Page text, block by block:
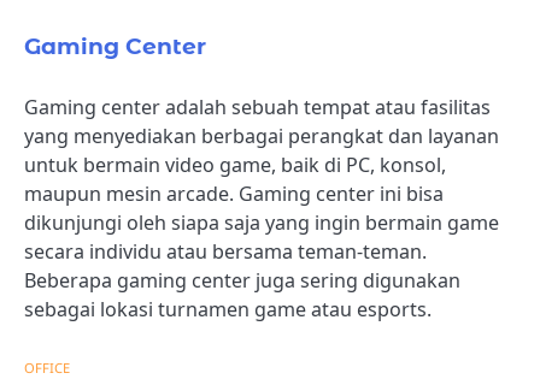
Gaming Center
Gaming center adalah sebuah tempat atau fasilitas
yang menyediakan berbagai perangkat dan layanan
untuk bermain video game, baik di PC, konsol,
maupun mesin arcade. Gaming center ini bisa
dikunjungi oleh siapa saja yang ingin bermain game
secara individu atau bersama teman-teman.
Beberapa gaming center juga sering digunakan
sebagai lokasi turnamen game atau esports.
OFFICE